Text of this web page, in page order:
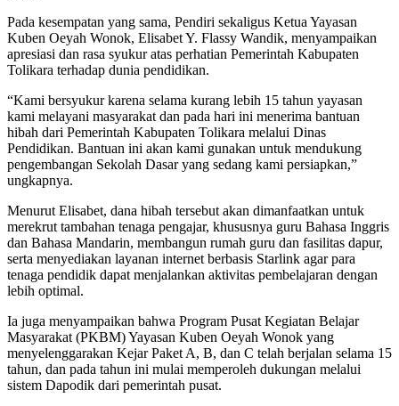
Pada kesempatan yang sama, Pendiri sekaligus Ketua Yayasan
Kuben Oeyah Wonok, Elisabet Y. Flassy Wandik, menyampaikan
apresiasi dan rasa syukur atas perhatian Pemerintah Kabupaten
Tolikara terhadap dunia pendidikan.
“Kami bersyukur karena selama kurang lebih 15 tahun yayasan
kami melayani masyarakat dan pada hari ini menerima bantuan
hibah dari Pemerintah Kabupaten Tolikara melalui Dinas
Pendidikan. Bantuan ini akan kami gunakan untuk mendukung
pengembangan Sekolah Dasar yang sedang kami persiapkan,”
ungkapnya.
Menurut Elisabet, dana hibah tersebut akan dimanfaatkan untuk
merekrut tambahan tenaga pengajar, khususnya guru Bahasa Inggris
dan Bahasa Mandarin, membangun rumah guru dan fasilitas dapur,
serta menyediakan layanan internet berbasis Starlink agar para
tenaga pendidik dapat menjalankan aktivitas pembelajaran dengan
lebih optimal.
Ia juga menyampaikan bahwa Program Pusat Kegiatan Belajar
Masyarakat (PKBM) Yayasan Kuben Oeyah Wonok yang
menyelenggarakan Kejar Paket A, B, dan C telah berjalan selama 15
tahun, dan pada tahun ini mulai memperoleh dukungan melalui
sistem Dapodik dari pemerintah pusat.